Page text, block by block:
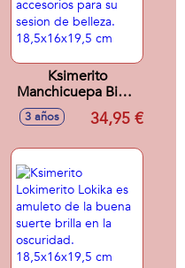
Ksimerito
Manchicuepa Biuty
Taim. Incluye
accesorios para su
3 años 34,95 €